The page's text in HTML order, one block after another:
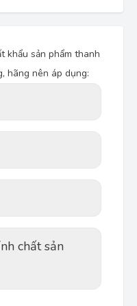
khẩu sản phẩm thanh
hãng nên áp dụng:
chất sản